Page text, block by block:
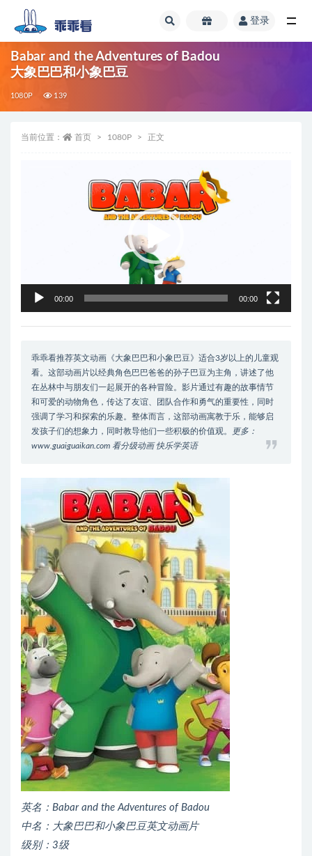
登录
Babar and the Adventures of Badou
大象巴巴和小象巴豆
1080P 139
当前位置： 首页 1080P 正文
00:00 00:00
乖乖看推荐英文动画《大象巴巴和小象巴豆》适合3岁以上的儿童观
看。这部动画片以经典角色巴巴爸爸的孙子巴豆为主角，讲述了他
在丛林中与朋友们一起展开的各种冒险。影片通过有趣的故事情节
和可爱的动物角色，传达了友谊、团队合作和勇气的重要性，同时
强调了学习和探索的乐趣。整体而言，这部动画寓教于乐，能够启
发孩子们的想象力，同时教导他们一些积极的价值观。
更多：
www.guaiguaikan.com 看分级动画 快乐学英语
英名：Babar and the Adventures of Badou
中名：大象巴巴和小象巴豆英文动画片
级别：3级